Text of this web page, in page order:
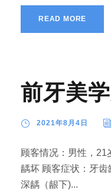
READ MORE
前牙美
2021年8月4日
顾客情况：男性，
龋坏 顾客症状：牙齿
深龋（龈下)...